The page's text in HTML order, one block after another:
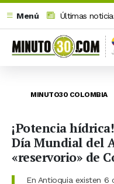
Menú
Últimas
MINUTO30 COLOMBIA
¡Potencia
Día Mundial del
«reservorio» de
En Antioquia existen